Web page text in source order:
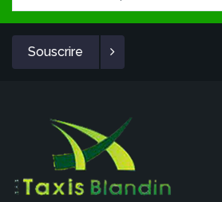
Souscrire